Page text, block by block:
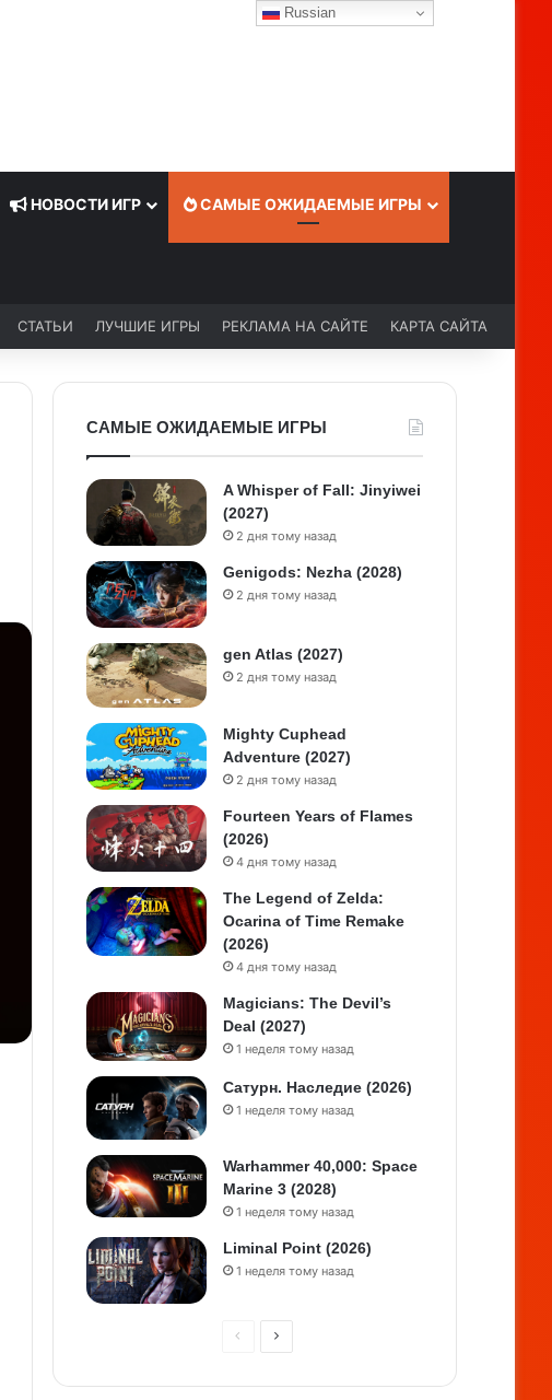
НОВОСТИ ИГР САМЫЕ ОЖИДАЕМЫЕ ИГРЫ
СТАТЬИ ЛУЧШИЕ ИГРЫ РЕКЛАМА НА САЙТЕ КАРТА САЙТА
САМЫЕ ОЖИДАЕМЫЕ ИГРЫ
A Whisper of Fall: Jinyiwei
(2027)
2 дня тому назад
Genigods: Nezha (2028)
2 дня тому назад
gen Atlas (2027)
2 дня тому назад
Mighty Cuphead
Adventure (2027)
2 дня тому назад
Fourteen Years of Flames
(2026)
4 дня тому назад
The Legend of Zelda:
Ocarina of Time Remake
(2026)
4 дня тому назад
Magicians: The Devil’s
Deal (2027)
1 неделя тому назад
Сатурн. Наследие (2026)
1 неделя тому назад
Warhammer 40,000: Space
Marine 3 (2028)
1 неделя тому назад
Liminal Point (2026)
1 неделя тому назад
Russian